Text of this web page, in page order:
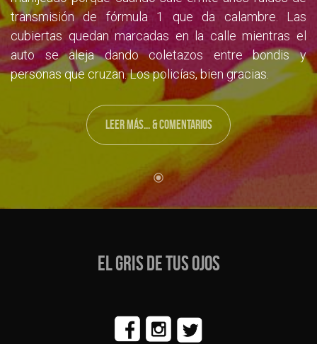
transmisión de fórmula 1 que da calambre. Las
cubiertas quedan marcadas en la calle mientras el
auto se aleja dando coletazos entre bondis y
personas que cruzan. Los policías, bien gracias.
LEER MÁS... & COMENTARIOS
EL GRIS DE TUS OJOS